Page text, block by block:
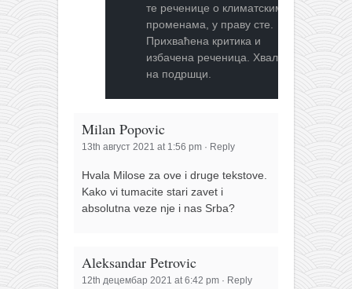
те реченице о климатским
променама, у праву сте.
Прихваћена критика и
избачена реченица. Хвала
на подршци.
Milan Popovic
13th август 2021 at 1:56 pm · Reply
Hvala Milose za ove i druge tekstove.
Kako vi tumacite stari zavet i
absolutna veze nje i nas Srba?
Aleksandar Petrovic
12th децембар 2021 at 6:42 pm · Reply